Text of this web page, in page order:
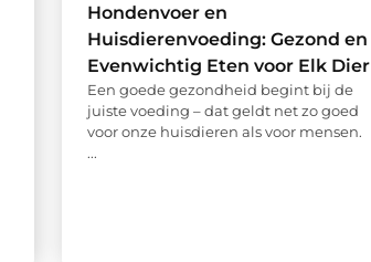
Hondenvoer en
Huisdierenvoeding: Gezond en
Evenwichtig Eten voor Elk Dier
Een goede gezondheid begint bij de
juiste voeding – dat geldt net zo goed
voor onze huisdieren als voor mensen.
...